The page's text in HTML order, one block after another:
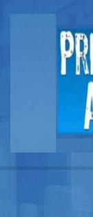
Buscador
Documentos